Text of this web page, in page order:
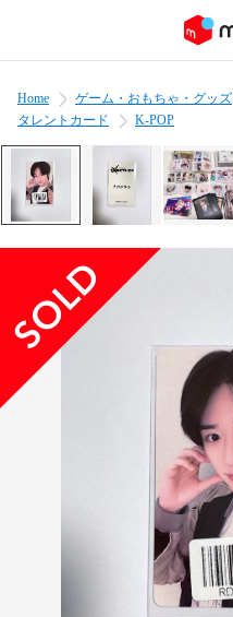
Home ゲーム・おもちゃ・グッズ
タレントカード
K-POP